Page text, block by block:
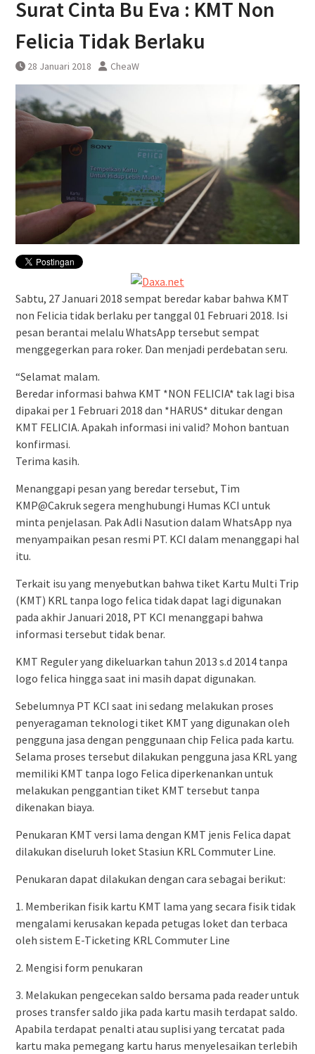
Pembatalan sementara
Yogyakarta
Surat Cinta Bu Eva : KMT Non
Felicia Tidak Berlaku
28 Januari 2018 CheaW
Sabtu, 27 Januari 2018 sempat beredar kabar bahwa KMT
non Felicia tidak berlaku per tanggal 01 Februari 2018. Isi
pesan berantai melalu WhatsApp tersebut sempat
menggegerkan para roker. Dan menjadi perdebatan seru.
“Selamat malam.
Beredar informasi bahwa KMT *NON FELICIA* tak lagi bisa
dipakai per 1 Februari 2018 dan *HARUS* ditukar dengan
KMT FELICIA. Apakah informasi ini valid? Mohon bantuan
konfirmasi.
Terima kasih.
Menanggapi pesan yang beredar tersebut, Tim
KMP@Cakruk segera menghubungi Humas KCI untuk
minta penjelasan. Pak Adli Nasution dalam WhatsApp nya
menyampaikan pesan resmi PT. KCI dalam menanggapi hal
itu.
Terkait isu yang menyebutkan bahwa tiket Kartu Multi Trip
(KMT) KRL tanpa logo felica tidak dapat lagi digunakan
pada akhir Januari 2018, PT KCI menanggapi bahwa
informasi tersebut tidak benar.
KMT Reguler yang dikeluarkan tahun 2013 s.d 2014 tanpa
logo felica hingga saat ini masih dapat digunakan.
Sebelumnya PT KCI saat ini sedang melakukan proses
penyeragaman teknologi tiket KMT yang digunakan oleh
pengguna jasa dengan penggunaan chip Felica pada kartu.
Selama proses tersebut dilakukan pengguna jasa KRL yang
memiliki KMT tanpa logo Felica diperkenankan untuk
melakukan penggantian tiket KMT tersebut tanpa
dikenakan biaya.
Penukaran KMT versi lama dengan KMT jenis Felica dapat
dilakukan diseluruh loket Stasiun KRL Commuter Line.
Penukaran dapat dilakukan dengan cara sebagai berikut:
1. Memberikan fisik kartu KMT lama yang secara fisik tidak
mengalami kerusakan kepada petugas loket dan terbaca
oleh sistem E-Ticketing KRL Commuter Line
2. Mengisi form penukaran
3. Melakukan pengecekan saldo bersama pada reader untuk
proses transfer saldo jika pada kartu masih terdapat saldo.
Apabila terdapat penalti atau suplisi yang tercatat pada
kartu maka pemegang kartu harus menyelesaikan terlebih